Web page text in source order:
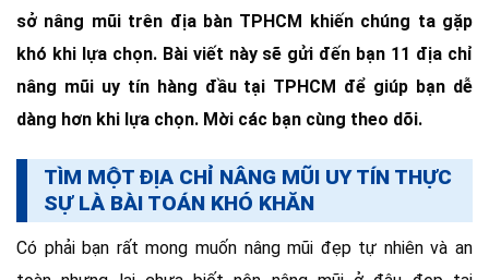
sở nâng mũi trên địa bàn TPHCM khiến chúng ta gặp
khó khi lựa chọn. Bài viết này sẽ gửi đến bạn 11 địa chỉ
nâng mũi uy tín hàng đầu tại TPHCM để giúp bạn dễ
dàng hơn khi lựa chọn. Mời các bạn cùng theo dõi.
TÌM MỘT ĐỊA CHỈ NÂNG MŨI UY TÍN THỰC
SỰ LÀ BÀI TOÁN KHÓ KHĂN
Có phải bạn rất mong muốn nâng mũi đẹp tự nhiên và an